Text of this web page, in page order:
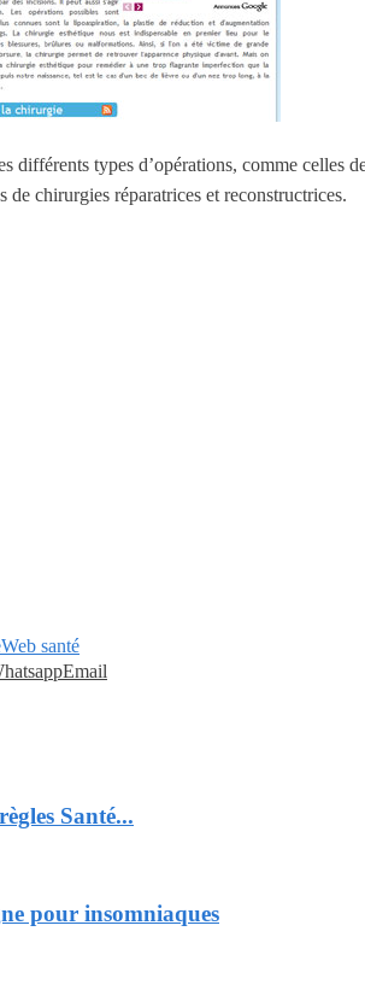
différents types d’opérations, comme celles
chirurgies réparatrices et reconstructrices.
Web santé
Email
Santé...
pour insomniaques